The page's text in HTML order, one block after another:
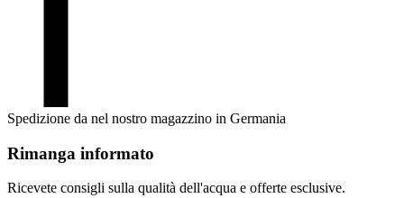
Spedizione da nel nostro magazzino in Germania
Rimanga informato
Ricevete consigli sulla qualità dell'acqua e offerte esclusive.